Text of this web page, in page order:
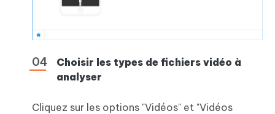
Choisir les types de fichiers vidéo à
analyser
Cliquez sur les options "Vidéos" et "Vidéos